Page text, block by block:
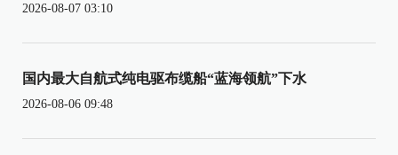
2026-08-07 03:10
国内最大自航式纯电驱布缆船“蓝海领航”下水
2026-08-06 09:48